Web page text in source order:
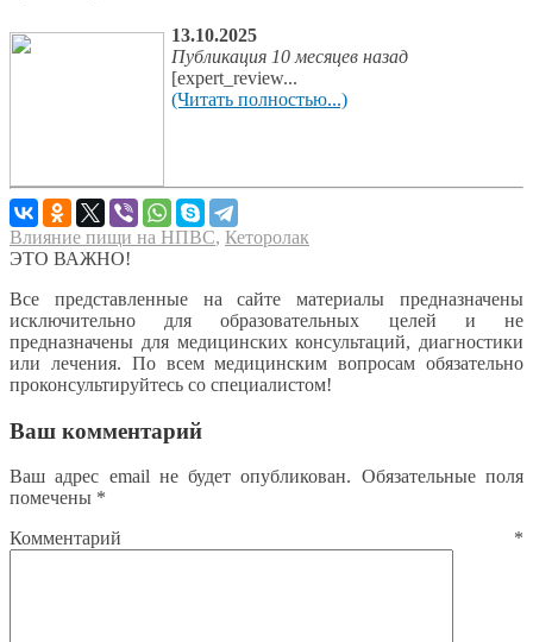
13.10.2025
Публикация 10 месяцев назад
[expert_review...
(Читать полностью...)
Влияние пищи на НПВС, Кеторолак
ЭТО ВАЖНО!
Все представленные на сайте материалы предназначены
исключительно для образовательных целей и не
предназначены для медицинских консультаций, диагностики
или лечения. По всем медицинским вопросам обязательно
проконсультируйтесь со специалистом!
Ваш комментарий
Ваш адрес email не будет опубликован. Обязательные поля
помечены *
Комментарий *